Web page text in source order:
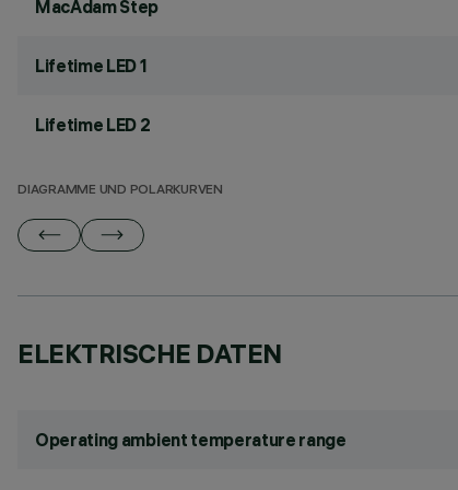
MacAdam Step
Lifetime LED 1
Lifetime LED 2
DIAGRAMME UND POLARKURVEN
ELEKTRISCHE DATEN
Operating ambient temperature range